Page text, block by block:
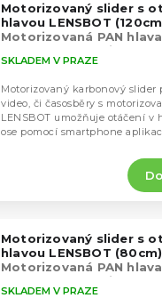
Motorizovaný slider s
hlavou LENSBOT
Motorizovaná PAN
Smartphone aplikace
SKLADEM V PRAZE
Motorizovaný karbonový slider
video, či časosběry s
LENSBOT umožňuje otáčení v
ose pomocí smartphone
Motorizovaný slider s
hlavou LENSBOT (80cm)
Motorizovaná PAN
Smartphone aplikace
SKLADEM V PRAZE